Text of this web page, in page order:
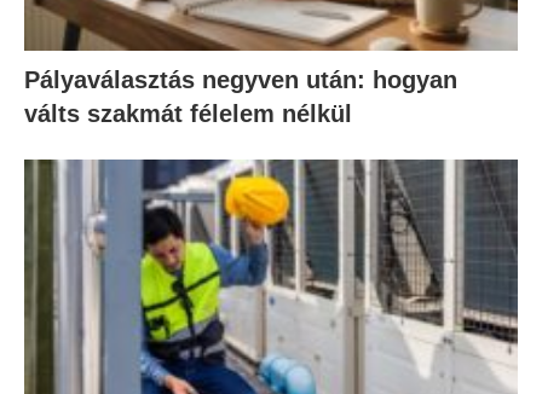
Pályaválasztás negyven után: hogyan
válts szakmát félelem nélkül